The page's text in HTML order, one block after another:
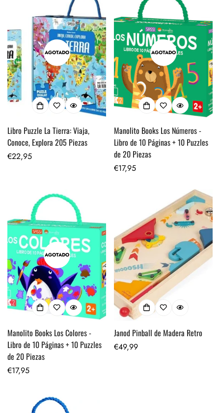
AGOTADO
Libro Puzzle La Tierra: Viaja,
Conoce, Explora 205 Piezas
Precio
€22,95
AGOTADO
Manolito Books Los Números -
Libro de 10 Páginas + 10 Puzzles
de 20 Piezas
Precio
€17,95
AGOTADO
Manolito Books Los Colores -
Libro de 10 Páginas + 10 Puzzles
de 20 Piezas
Precio
€17,95
Janod Pinball de Madera Retro
Precio
€49,99